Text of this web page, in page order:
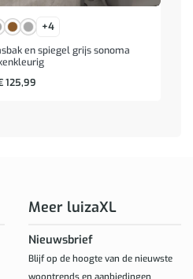
+4
en spiegel grijs sonoma
125,99
Meer luizaXL
Nieuwsbrief
Blijf op de hoogte van de nieuwste